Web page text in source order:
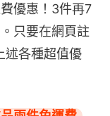
優惠！3件再7
只要在網頁註
述各種超值優